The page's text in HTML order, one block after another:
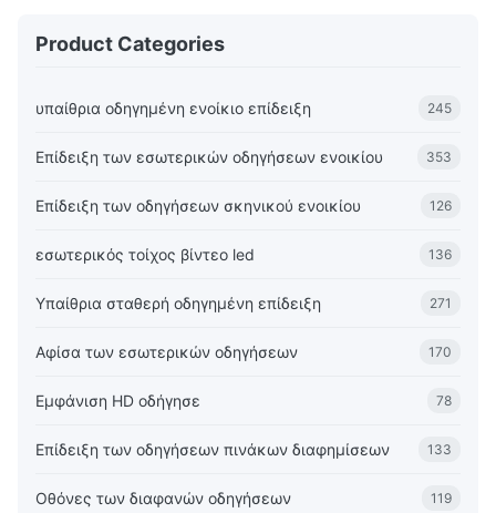
Product Categories
υπαίθρια οδηγημένη ενοίκιο επίδειξη 245
Επίδειξη των εσωτερικών οδηγήσεων ενοικίου 353
Επίδειξη των οδηγήσεων σκηνικού ενοικίου 126
εσωτερικός τοίχος βίντεο led 136
Υπαίθρια σταθερή οδηγημένη επίδειξη 271
Αφίσα των εσωτερικών οδηγήσεων 170
Εμφάνιση HD οδήγησε 78
Επίδειξη των οδηγήσεων πινάκων διαφημίσεων 133
Οθόνες των διαφανών οδηγήσεων 119